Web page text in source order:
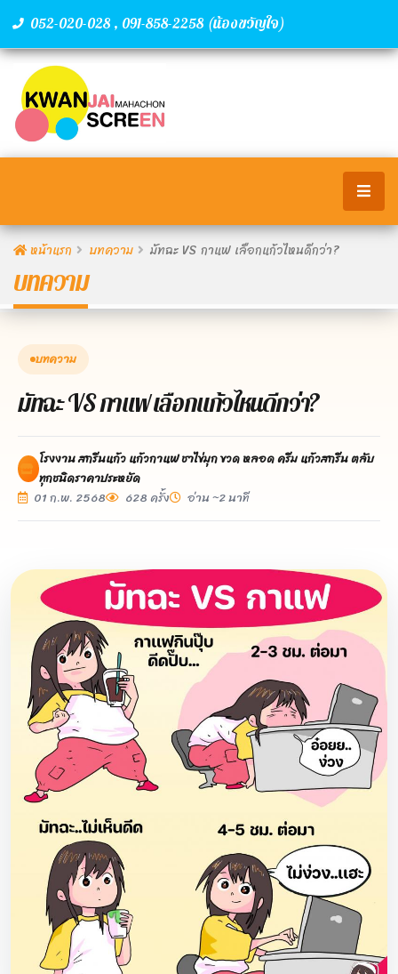
052-020-028 , 091-858-2258 (น้องขวัญใจ)
หน้าแรก บทความ มัทฉะ VS กาแฟ เลือกแก้วไหนดีกว่า?
บทความ
บทความ
มัทฉะ VS กาแฟ เลือกแก้วไหนดีกว่า?
โรงงาน สกรีนแก้ว แก้วกาแฟ ชาไข่มุก ขวด หลอด ครีม แก้วสกรีน ตลับ
ทุกชนิดราคาประหยัด
01 ก.พ. 2568
628 ครั้ง อ่าน ~2 นาที